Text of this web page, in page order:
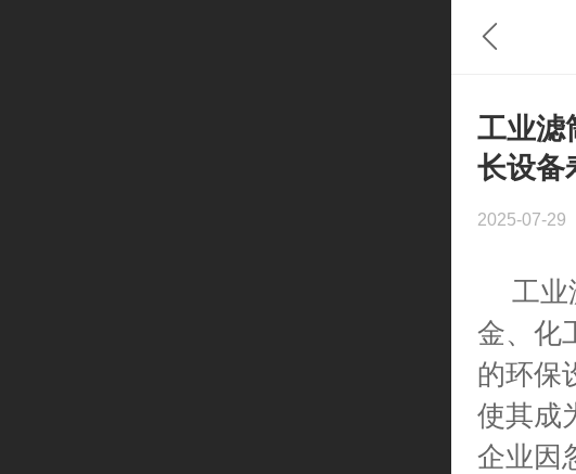
工业
长设备
2025-07-29
工业
金、化
的环保
使其成
企业因